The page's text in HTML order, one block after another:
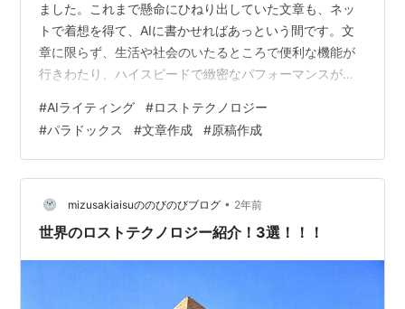
ました。これまで懸命にひねり出していた文章も、ネッ
トで着想を得て、AIに書かせればあっという間です。文
章に限らず、生活や社会のいたるところで便利な機能が
行きわたり、ハイスピードで緻密なパフォーマンスが実
ってことは、人は楽ができるということです。今までお
びただしい時間をかけていたのが、技術の恩恵ですぐで
きる。自分の時間を捻出できる、好きなことをやれる…
はずです。 しかし、実際どうでしょう？ 自分の時間がで
きるはずなのに、なぜかそんな時間を持つことが全然で
きない。むしろ次から次へやらなくてはなら…
#AIライティング #ロストテクノロジー
#パラドックス #文章作成 #原稿作成
mizusakiaisuののびのびブログ • 2年前
世界のロストテクノロジー紹介！3選！！！